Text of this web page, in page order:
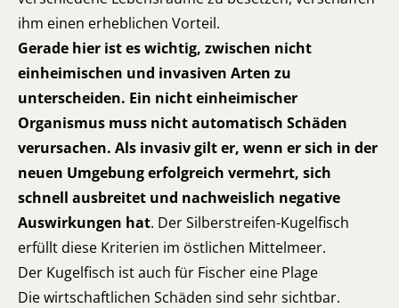
ihm einen erheblichen Vorteil.
Gerade hier ist es wichtig, zwischen nicht
einheimischen und invasiven Arten zu
unterscheiden. Ein nicht einheimischer
Organismus muss nicht automatisch Schäden
verursachen. Als invasiv gilt er, wenn er sich in der
neuen Umgebung erfolgreich vermehrt, sich
schnell ausbreitet und nachweislich negative
Auswirkungen hat. Der Silberstreifen-Kugelfisch
erfüllt diese Kriterien im östlichen Mittelmeer.
Der Kugelfisch ist auch für Fischer eine Plage
Die wirtschaftlichen Schäden sind sehr sichtbar.